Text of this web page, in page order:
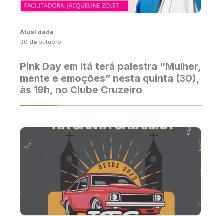
Atualidade
30 de outubro
Pink Day em Itá terá palestra “Mulher,
mente e emoções” nesta quinta (30),
às 19h, no Clube Cruzeiro